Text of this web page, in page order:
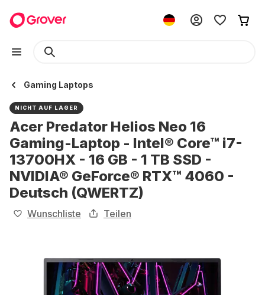
Gaming Laptops
NICHT AUF LAGER
Acer Predator Helios Neo 16
Gaming-Laptop - Intel® Core™ i7-
13700HX - 16 GB - 1 TB SSD -
NVIDIA® GeForce® RTX™ 4060 -
Deutsch (QWERTZ)
Wunschliste Teilen